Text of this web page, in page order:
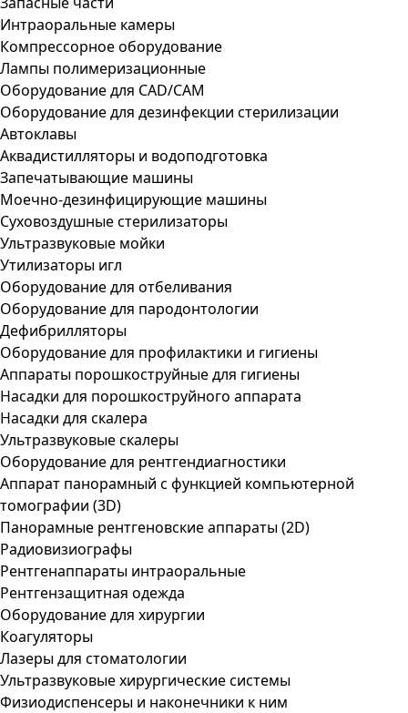
Интраоральные камеры
Компрессорное оборудование
Лампы полимеризационные
Оборудование для CAD/CAM
Оборудование для дезинфекции стерилизации
Автоклавы
Аквадистилляторы и водоподготовка
Запечатывающие машины
Моечно-дезинфицирующие машины
Суховоздушные стерилизаторы
Ультразвуковые мойки
Утилизаторы игл
Оборудование для отбеливания
Оборудование для пародонтологии
Дефибрилляторы
Оборудование для профилактики и гигиены
Аппараты порошкоструйные для гигиены
Насадки для порошкоструйного аппарата
Насадки для скалера
Ультразвуковые скалеры
Оборудование для рентгендиагностики
Аппарат панорамный с функцией компьютерной
томографии (3D)
Панорамные рентгеновские аппараты (2D)
Радиовизиографы
Рентгенаппараты интраоральные
Рентгензащитная одежда
Оборудование для хирургии
Коагуляторы
Лазеры для стоматологии
Ультразвуковые хирургические системы
Физиодиспенсеры и наконечники к ним